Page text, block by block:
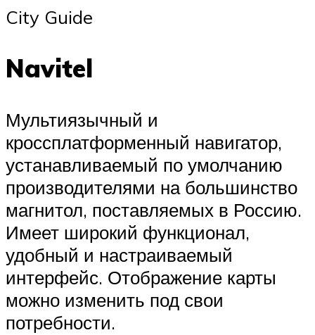
City Guide
Navitel
Мультиязычный и
кроссплатформенный навигатор,
устанавливаемый по умолчанию
производителями на большинство
магнитол, поставляемых в Россию.
Имеет широкий функционал,
удобный и настраиваемый
интерфейс. Отображение карты
можно изменить под свои
потребности.